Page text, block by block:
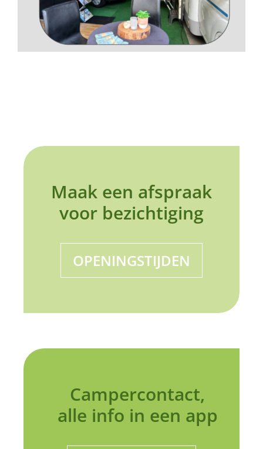
Maak een afspraak
voor bezichtiging
OPENINGSTIJDEN
Campercontact,
alle info in een app